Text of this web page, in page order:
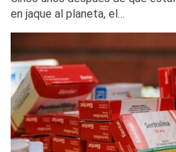
en jaque al planeta, el…